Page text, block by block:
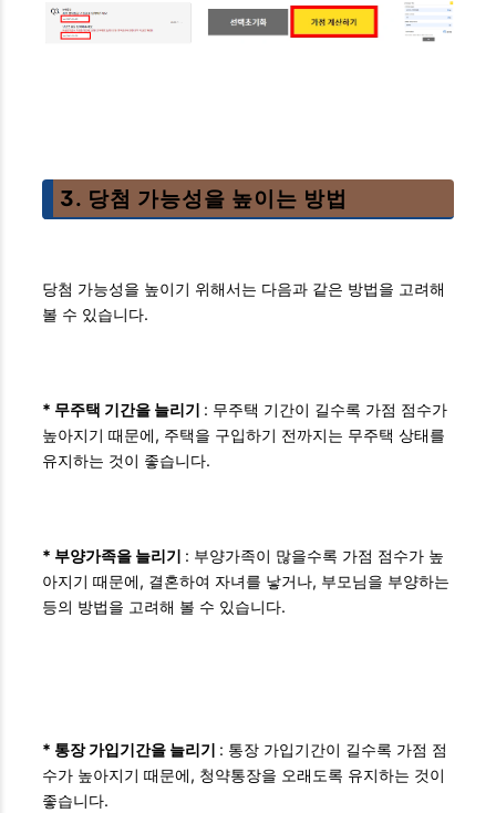
3. 당첨 가능성을 높이는 방법
당첨 가능성을 높이기 위해서는 다음과 같은 방법을 고려해
볼 수 있습니다.
* 무주택 기간을 늘리기 : 무주택 기간이 길수록 가점 점수가
높아지기 때문에, 주택을 구입하기 전까지는 무주택 상태를
유지하는 것이 좋습니다.
* 부양가족을 늘리기 : 부양가족이 많을수록 가점 점수가 높
아지기 때문에, 결혼하여 자녀를 낳거나, 부모님을 부양하는
등의 방법을 고려해 볼 수 있습니다.
* 통장 가입기간을 늘리기 : 통장 가입기간이 길수록 가점 점
수가 높아지기 때문에, 청약통장을 오래도록 유지하는 것이
좋습니다.